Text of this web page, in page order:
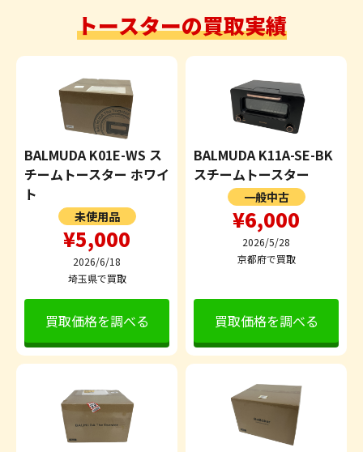
トースターの買取実績
BALMUDA K01E-WS ス
チームトースター ホワイ
ト
未使用品
¥5,000
2026/6/18
埼玉県で買取
買取価格を調べる
BALMUDA K11A-SE-BK
スチームトースター
一般中古
¥6,000
2026/5/28
京都府で買取
買取価格を調べる